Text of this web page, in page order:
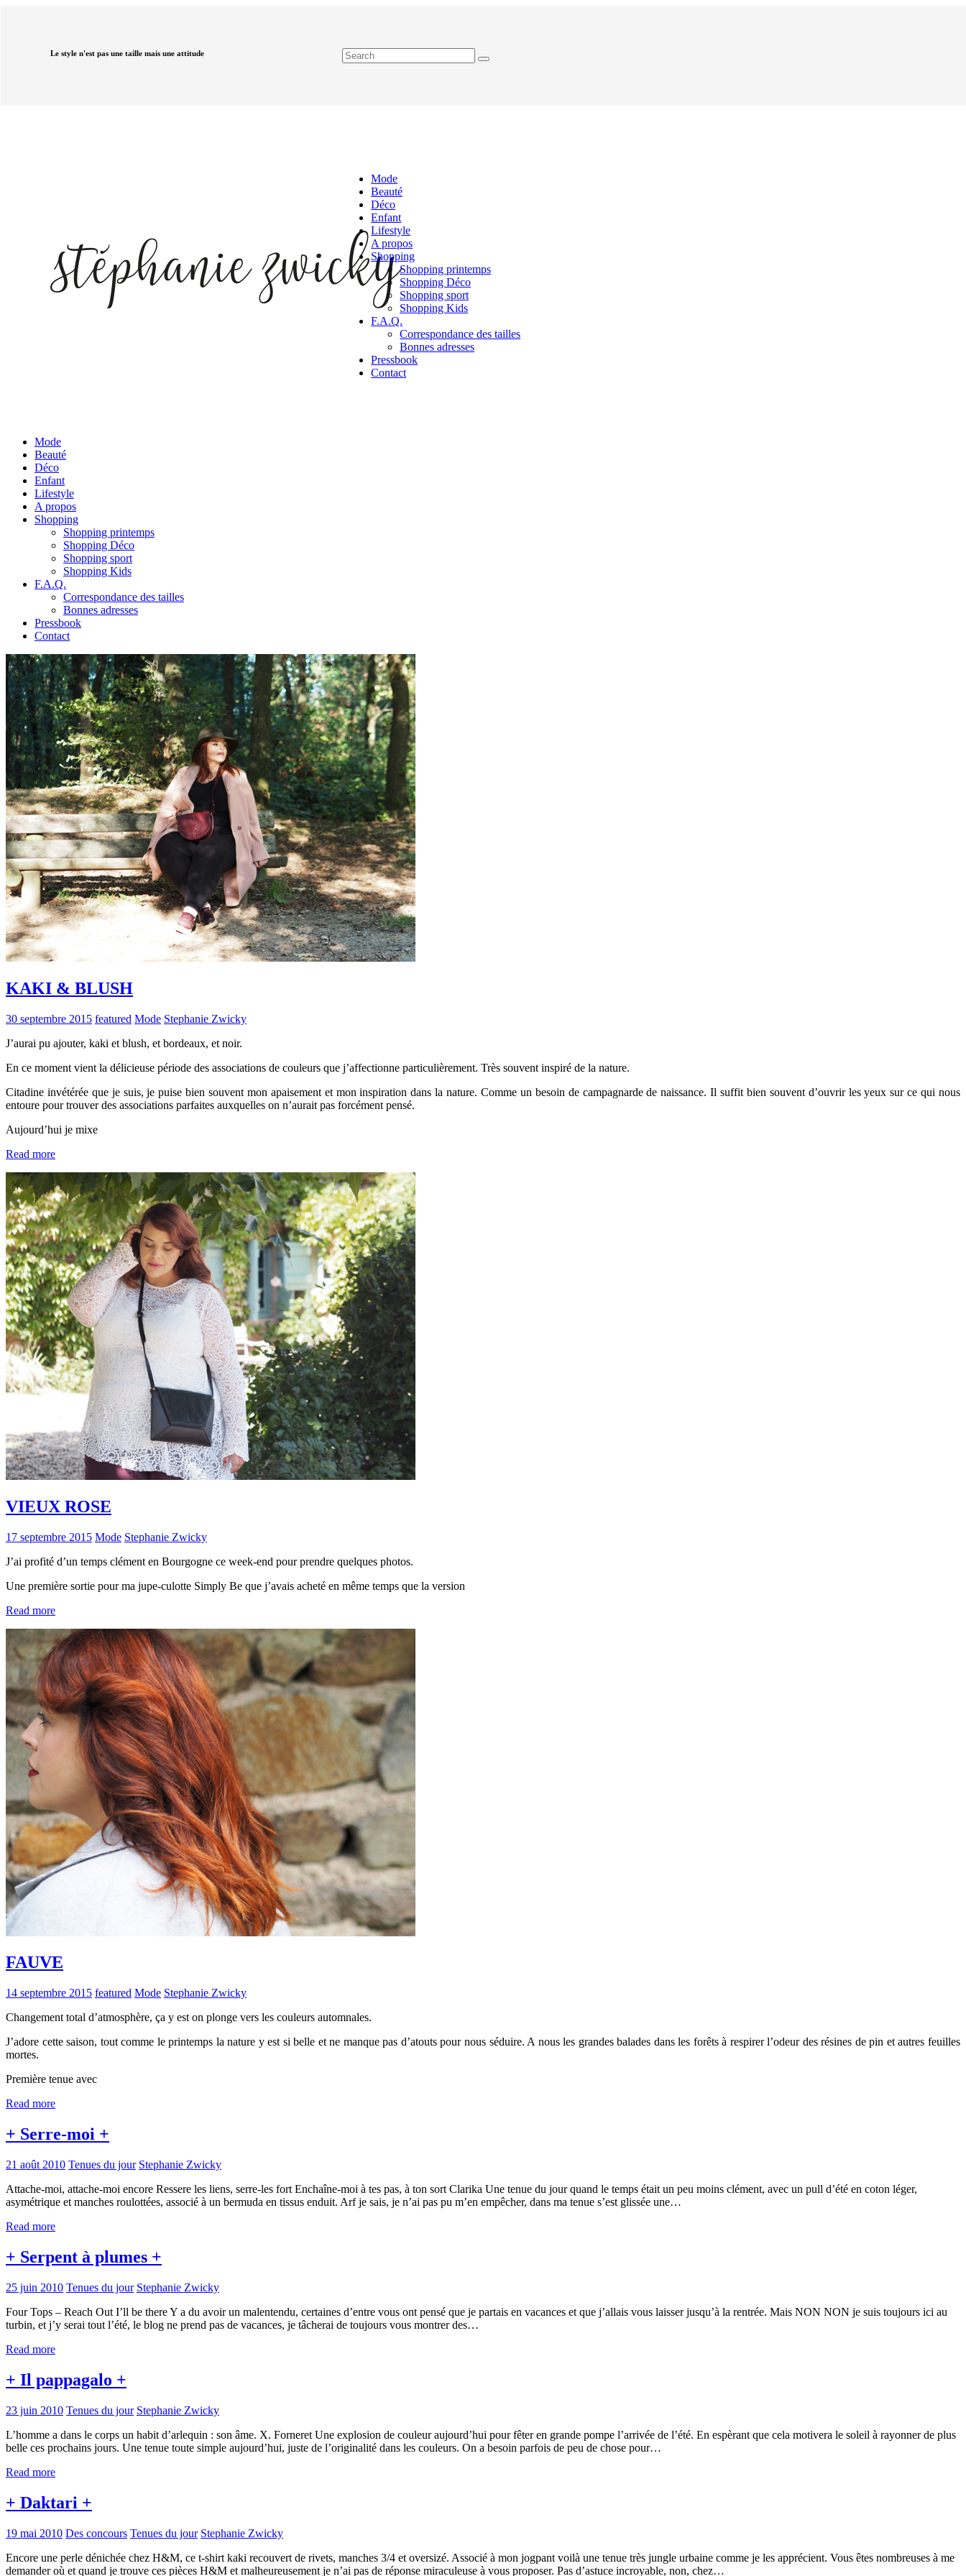
Le style n'est pas une taille mais une attitude
Mode
Beauté
Déco
Enfant
Lifestyle
A propos
Shopping
Shopping printemps
Shopping Déco
Shopping sport
Shopping Kids
F.A.Q.
Correspondance des tailles
Bonnes adresses
Pressbook
Contact
Mode
Beauté
Déco
Enfant
Lifestyle
A propos
Shopping
Shopping printemps
Shopping Déco
Shopping sport
Shopping Kids
F.A.Q.
Correspondance des tailles
Bonnes adresses
Pressbook
Contact
KAKI & BLUSH
30 septembre 2015 featured Mode Stephanie Zwicky
J’aurai pu ajouter, kaki et blush, et bordeaux, et noir.
En ce moment vient la délicieuse période des associations de couleurs que j’affectionne particulièrement. Très souvent inspiré de la nature.
Citadine invétérée que je suis, je puise bien souvent mon apaisement et mon inspiration dans la nature. Comme un besoin de campagnarde de naissance. Il suffit bien souvent d’ouvrir les yeux sur ce qui nous
entoure pour trouver des associations parfaites auxquelles on n’aurait pas forcément pensé.
Aujourd’hui je mixe
Read more
VIEUX ROSE
17 septembre 2015 Mode Stephanie Zwicky
J’ai profité d’un temps clément en Bourgogne ce week-end pour prendre quelques photos.
Une première sortie pour ma jupe-culotte Simply Be que j’avais acheté en même temps que la version
Read more
FAUVE
14 septembre 2015 featured Mode Stephanie Zwicky
Changement total d’atmosphère, ça y est on plonge vers les couleurs automnales.
J’adore cette saison, tout comme le printemps la nature y est si belle et ne manque pas d’atouts pour nous séduire. A nous les grandes balades dans les forêts à respirer l’odeur des résines de pin et autres feuilles
mortes.
Première tenue avec
Read more
+ Serre-moi +
21 août 2010 Tenues du jour Stephanie Zwicky
Attache-moi, attache-moi encore Ressere les liens, serre-les fort Enchaîne-moi à tes pas, à ton sort Clarika Une tenue du jour quand le temps était un peu moins clément, avec un pull d’été en coton léger,
asymétrique et manches roulottées, associé à un bermuda en tissus enduit. Arf je sais, je n’ai pas pu m’en empêcher, dans ma tenue s’est glissée une…
Read more
+ Serpent à plumes +
25 juin 2010 Tenues du jour Stephanie Zwicky
Four Tops – Reach Out I’ll be there Y a du avoir un malentendu, certaines d’entre vous ont pensé que je partais en vacances et que j’allais vous laisser jusqu’à la rentrée. Mais NON NON je suis toujours ici au
turbin, et j’y serai tout l’été, le blog ne prend pas de vacances, je tâcherai de toujours vous montrer des…
Read more
+ Il pappagalo +
23 juin 2010 Tenues du jour Stephanie Zwicky
L’homme a dans le corps un habit d’arlequin : son âme. X. Forneret Une explosion de couleur aujourd’hui pour fêter en grande pompe l’arrivée de l’été. En espèrant que cela motivera le soleil à rayonner de plus
belle ces prochains jours. Une tenue toute simple aujourd’hui, juste de l’originalité dans les couleurs. On a besoin parfois de peu de chose pour…
Read more
+ Daktari +
19 mai 2010 Des concours Tenues du jour Stephanie Zwicky
Encore une perle dénichée chez H&M, ce t-shirt kaki recouvert de rivets, manches 3/4 et oversizé. Associé à mon jogpant voilà une tenue très jungle urbaine comme je les apprécient. Vous êtes nombreuses à me
demander où et quand je trouve ces pièces H&M et malheureusement je n’ai pas de réponse miraculeuse à vous proposer. Pas d’astuce incroyable, non, chez…